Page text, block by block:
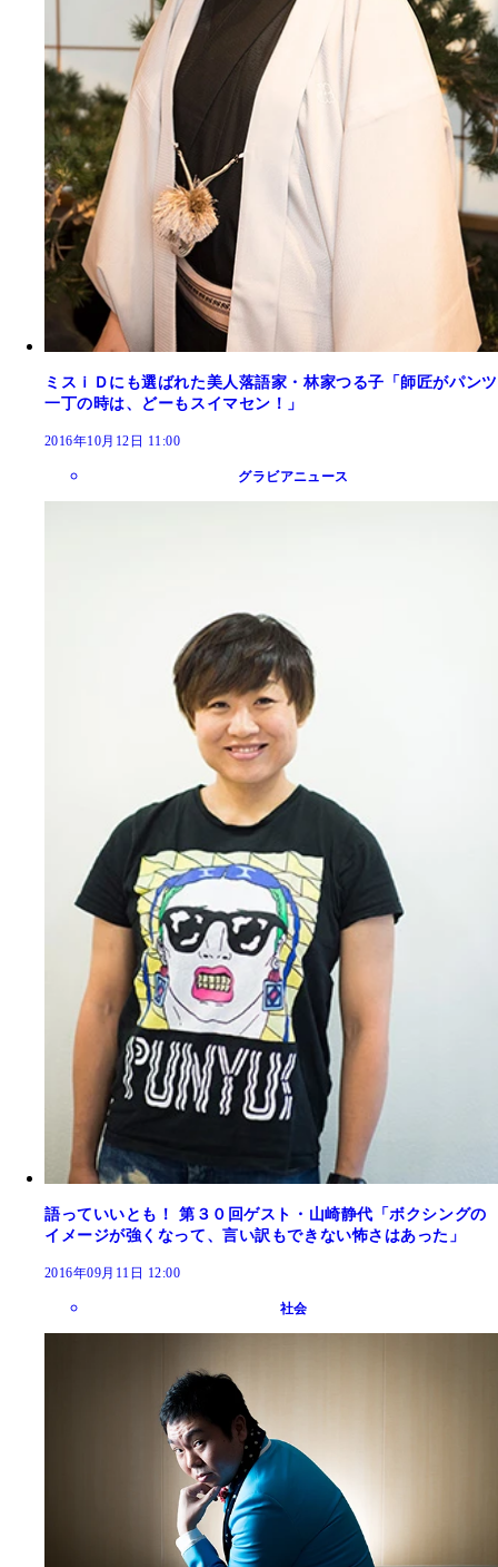
ミスｉＤにも選ばれた美人落語家・林家つる子「師匠がパンツ
一丁の時は、どーもスイマセン！」
2016年10月12日 11:00
グラビアニュース
語っていいとも！ 第３０回ゲスト・山崎静代「ボクシングの
イメージが強くなって、言い訳もできない怖さはあった」
2016年09月11日 12:00
社会